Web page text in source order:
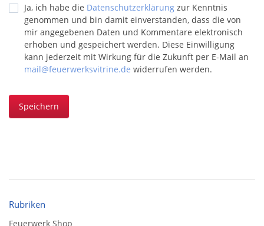
Ja, ich habe die Datenschutzerklärung zur Kenntnis
genommen und bin damit einverstanden, dass die von
mir angegebenen Daten und Kommentare elektronisch
erhoben und gespeichert werden. Diese Einwilligung
kann jederzeit mit Wirkung für die Zukunft per E-Mail an
mail@feuerwerksvitrine.de widerrufen werden.
Speichern
Rubriken
Feuerwerk Shop